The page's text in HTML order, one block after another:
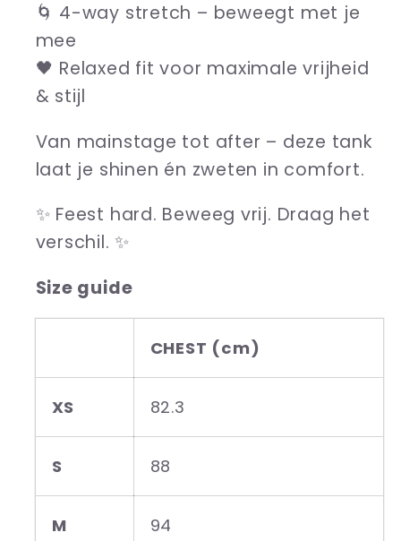
🌀 4-way stretch – beweegt met je
mee
🖤 Relaxed fit voor maximale vrijheid
& stijl
Van mainstage tot after – deze tank
laat je shinen én zweten in comfort.
✨ Feest hard. Beweeg vrij. Draag het
verschil. ✨
Size guide
CHEST (cm)
XS 82.3
S 88
M 94